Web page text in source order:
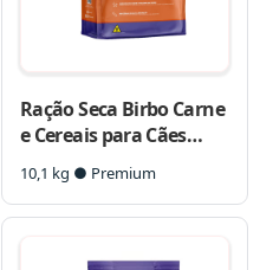
Ração Seca Birbo Carne
e Cereais para Cães
Adultos Raças
Pequenas
10,1 kg ● Premium